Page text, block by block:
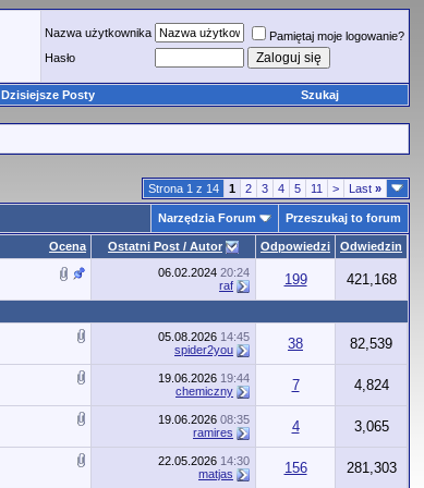
Nazwa użytkownika
Pamiętaj moje logowanie?
Hasło
Dzisiejsze Posty Szukaj
Strona 1 z 14 1 2 3 4 5 11 > Last »
Narzędzia Forum Przeszukaj to forum
Ocena Ostatni Post / Autor Odpowiedzi Odwiedzin
06.02.2024 20:24
raf
199 421,168
05.08.2026 14:45
spider2you
38 82,539
19.06.2026 19:44
chemiczny
7 4,824
19.06.2026 08:35
ramires
4 3,065
22.05.2026 14:30
matjas
156 281,303